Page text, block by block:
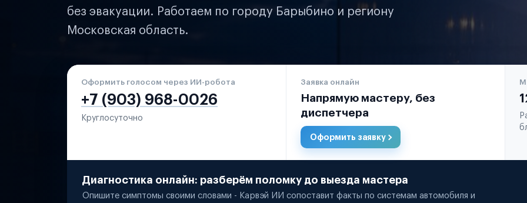
без эвакуации. Работаем по городу Барыбино и региону
Московская область.
Оформить голосом через ИИ-робота
+7 (903) 968-0026
Круглосуточно
Заявка онлайн
Напрямую мастеру, без
диспетчера
Оформить заявку
Диагностика онлайн: разберём поломку до выезда мастера
Опишите симптомы своими словами - Карвэй ИИ сопоставит факты по системам автомобиля и